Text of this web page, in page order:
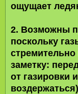
ощущает
2. Возможны
поскольку
заметку:
от газировки